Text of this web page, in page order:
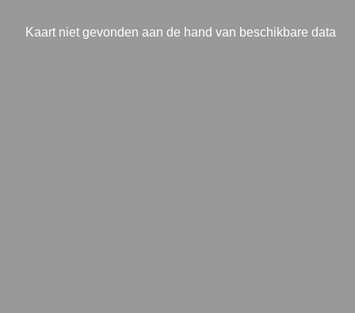
Kaart niet gevonden aan de hand van beschikbare data